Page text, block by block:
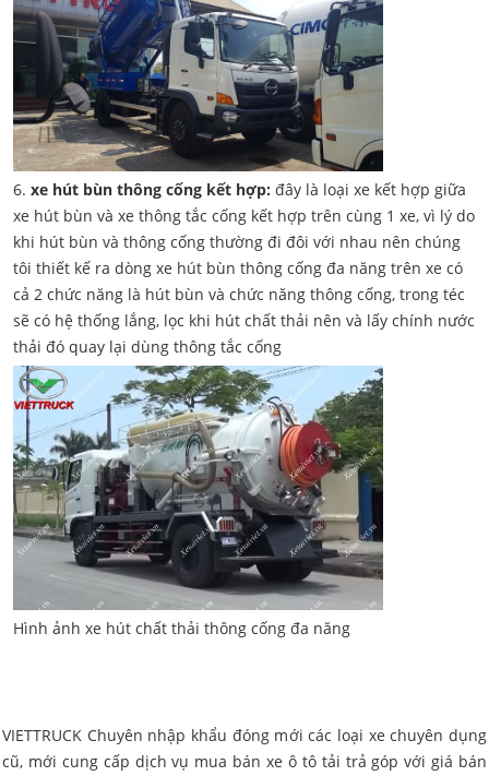
6. xe hút bùn thông cống kết hợp: đây là loại xe kết hợp giữa
xe hút bùn và xe thông tắc cống kết hợp trên cùng 1 xe, vì lý do
khi hút bùn và thông cống thường đi đôi với nhau nên chúng
tôi thiết kế ra dòng xe hút bùn thông cống đa năng trên xe có
cả 2 chức năng là hút bùn và chức năng thông cống, trong téc
sẽ có hệ thống lắng, lọc khi hút chất thải nên và lấy chính nước
thải đó quay lại dùng thông tắc cống
Hình ảnh xe hút chất thải thông cống đa năng
VIETTRUCK Chuyên nhập khẩu đóng mới các loại xe chuyên dụng
cũ, mới cung cấp dịch vụ mua bán xe ô tô tải trả góp với giá bán